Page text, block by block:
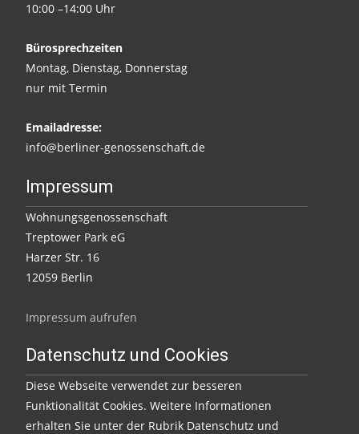
10:00 –14:00 Uhr
Bürosprechzeiten
Montag, Dienstag, Donnerstag
nur mit Termin
Emailadresse:
info@berliner-genossenschaft.de
Impressum
Wohnungsgenossenschaft
Treptower Park eG
Harzer Str. 16
12059 Berlin
Impressum aufrufen
Datenschutz und Cookies
Diese Webseite verwendet zur besseren
Funktionalität Cookies. Weitere Informationen
erhalten Sie unter der Rubrik Datenschutz und